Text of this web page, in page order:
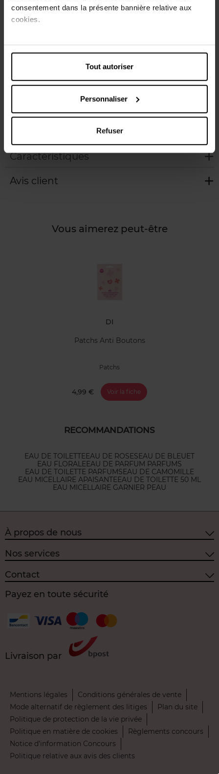
consentement dans la présente bannière relative aux
cookies.
Tout autoriser
Personnaliser
Refuser
Conseils d'utilisation
Sur une peau propre et sèche, appliquez le produit à l'aide
d'un coton, en évitant le contour des yeu. Ne pas rincer.
Tenir hors de portée des enfants. Usage externe
uniquement. Ne pas exposer au soleil. Appliquer sur une
irritée. En cas d’irritation, cesser l’utilisation. Eviter le
Caractéristiques
Avis client
Vous aimerez peut-être
DI
Patchs Anti Boutons
Patchs
4,99 € Voir la fiche
RECOMMANDATIONS
EAU DE TOILETTEEAU DE ROSESEAU DE BLEUET
EAU FLORALEEAU DE PARFUM PARFUMS
EAU DE TOILETTE PARFUMSEAU DE CAMOMILLE
EAU MICELLAIRE APAISANTEEAU DE TOILETTE 50 ML
EAU MICELLAIRE GARNIER PEAU
À propos de nous
Nos services
Contact
Payez en toute sécurité
Livraison par
Mentions légales
Conditions générales de vente
Mode alternatif de règlement des litiges
Plan du site
Politique de protection de la vie privée
Politique en matière de cookies
Règlements concours
Notice d’information Concours
Politique relative aux avis des clients